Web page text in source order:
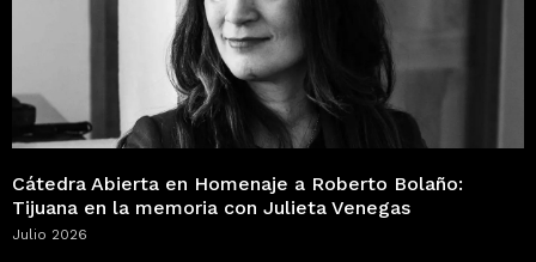
Cátedra Abierta en Homenaje a Roberto Bolaño:
Tijuana en la memoria con Julieta Venegas
Julio 2026